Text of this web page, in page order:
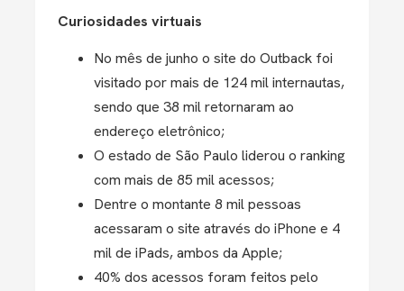
Curiosidades virtuais
No mês de junho o site do Outback foi
visitado por mais de 124 mil internautas,
sendo que 38 mil retornaram ao
endereço eletrônico;
O estado de São Paulo liderou o ranking
com mais de 85 mil acessos;
Dentre o montante 8 mil pessoas
acessaram o site através do iPhone e 4
mil de iPads, ambos da Apple;
40% dos acessos foram feitos pelo